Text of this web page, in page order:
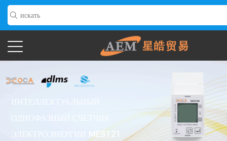
ИНТЕЛЛЕКТУАЛЬНЫЙ
ОДНОФАЗНЫЙ СЧЕТЧИК
ЭЛЕКТРОЭНЕРГИИ MES121